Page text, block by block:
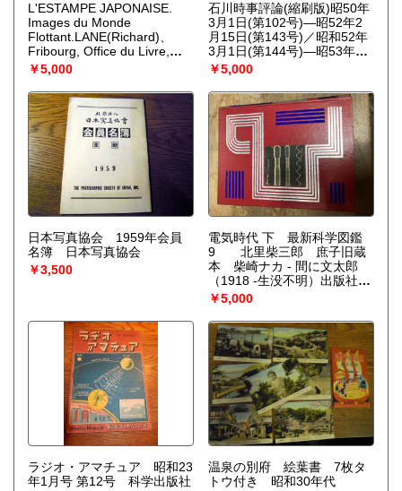
L'ESTAMPE JAPONAISE.
Images du Monde
Flottant.LANE(Richard)、
Fribourg, Office du Livre,、
1979370p., 28.5cm, illus.,
cloth, d.j., slip-case.
￥5,000
石川時事評論(縮刷版)昭50年
3月1日(第102号)—昭52年2
月15日(第143号)／昭和52年
3月1日(第144号)—昭53年7
月20日(第179号)揃2冊 稲垣
年雄編出版社 北潮社解説
174頁／136頁
￥5,000
日本写真協会 1959年会員
名簿 日本写真協会
￥3,500
電気時代 下 最新科学図鑑
9 北里柴三郎 庶子旧蔵
本 柴崎ナカ - 間に文太郎
（1918 -生没不明）出版社
ARS 刊行年 昭和7年 ページ
数 190ｐ サイズ 255ｘ195ｍ
ｍ 冊数 1冊 状態 並 解説 初
版 函欠 恩地孝四郎装X線
写真伝送 火力発電所 最近
の電信 テレビジョン ラジ
オ
￥5,000
ラジオ・アマチュア 昭和23
年1月号 第12号 科学出版社
温泉の別府 絵葉書 7枚タ
トウ付き 昭和30年代